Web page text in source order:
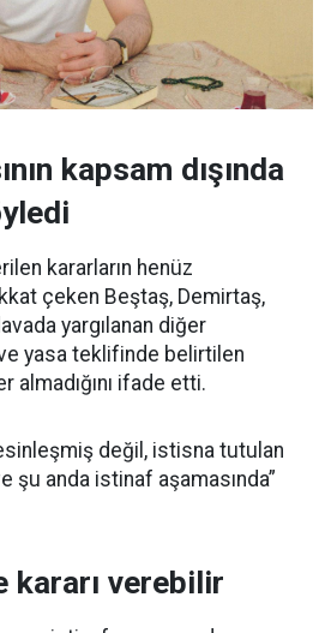
kapsam dışında
kararların henüz
çeken Beştaş, Demirtaş,
yargılanan diğer
yasa teklifinde belirtilen
almadığını ifade etti.
değil, istisna tutulan
şu anda istinaf aşamasında”
verebilir